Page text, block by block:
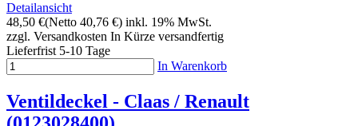
Detailansicht
48,50 €(Netto 40,76 €) inkl. 19% MwSt.
zzgl. Versandkosten In Kürze versandfertig
Lieferfrist 5-10 Tage
In Warenkorb
Ventildeckel - Claas / Renault